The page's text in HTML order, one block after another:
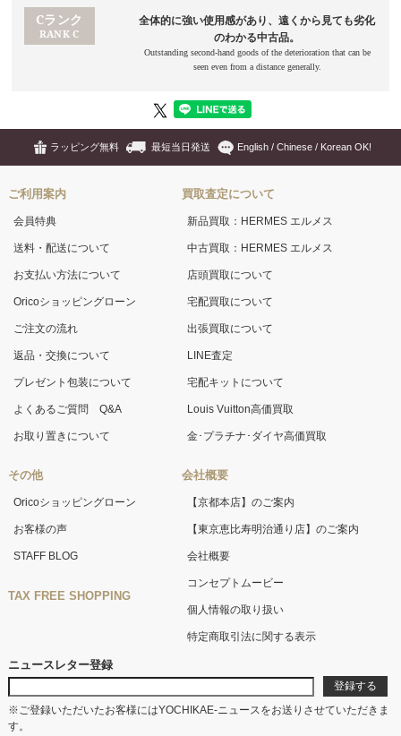
ラッピング無料 最短当日発送 English / Chinese / Korean OK!
ご利用案内
会員特典
送料・配送について
お支払い方法について
Oricoショッピングローン
ご注文の流れ
返品・交換について
プレゼント包装について
よくあるご質問 Q&A
お取り置きについて
その他
Oricoショッピングローン
お客様の声
STAFF BLOG
TAX FREE SHOPPING
買取査定について
新品買取：HERMES エルメス
中古買取：HERMES エルメス
店頭買取について
宅配買取について
出張買取について
LINE査定
宅配キットについて
Louis Vuitton高価買取
金･プラチナ･ダイヤ高価買取
会社概要
【京都本店】のご案内
【東京恵比寿明治通り店】のご案内
会社概要
コンセプトムービー
個人情報の取り扱い
特定商取引法に関する表示
ニュースレター登録
※ご登録いただいたお客様にはYOCHIKAE-ニュースをお送りさせていただきま
す。